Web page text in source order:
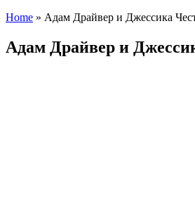
Home » Адам Драйвер и Джессика
Адам Драйвер и